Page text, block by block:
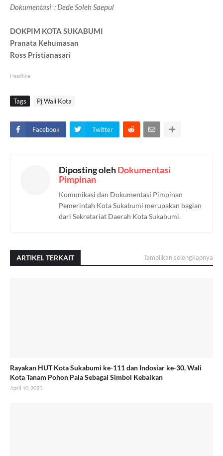
Dokumentasi : Dede Soleh Saepul
DOKPIM KOTA SUKABUMI
Pranata Kehumasan
Ross Pristianasari
Headline
Tags Pj Wali Kota
Facebook Twitter
Diposting olehDokumentasi
Pimpinan
Komunikasi dan Dokumentasi Pimpinan
Pemerintah Kota Sukabumi merupakan bagian
dari Sekretariat Daerah Kota Sukabumi.
ARTIKEL TERKAIT Tampilkan selengkapnya
Rayakan HUT Kota Sukabumi ke-111 dan Indosiar ke-30, Wali
Kota Tanam Pohon Pala Sebagai Simbol Kebaikan
April 10, 2025